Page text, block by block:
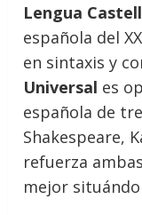
Lengua
española del
en sintaxis y
Universal es
española de
Shakespeare,
refuerza
mejor